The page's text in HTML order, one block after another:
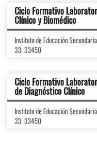
Ciclo Formativo
Clínico y Biomédico
Instituto de Educación
33, 33450
Ciclo Formativo
de Diagnóstico Clínico
Instituto de Educación
33, 33450